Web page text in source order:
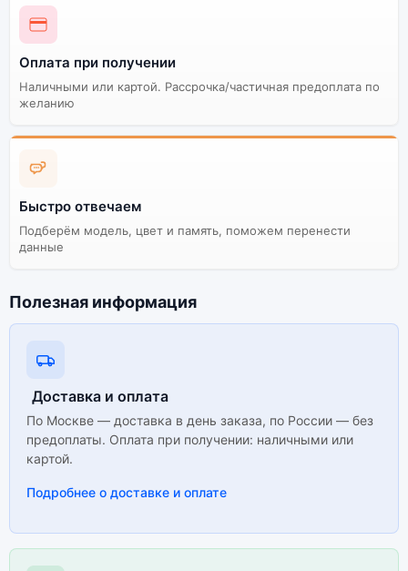
Оплата при получении
Наличными или картой. Рассрочка/частичная предоплата по
желанию
Быстро отвечаем
Подберём модель, цвет и память, поможем перенести
данные
Полезная информация
Доставка и оплата
По Москве — доставка в день заказа, по России — без
предоплаты. Оплата при получении: наличными или
картой.
Подробнее о доставке и оплате